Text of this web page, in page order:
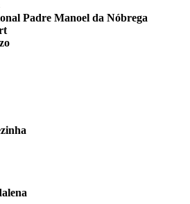
Padre Manoel da Nóbrega